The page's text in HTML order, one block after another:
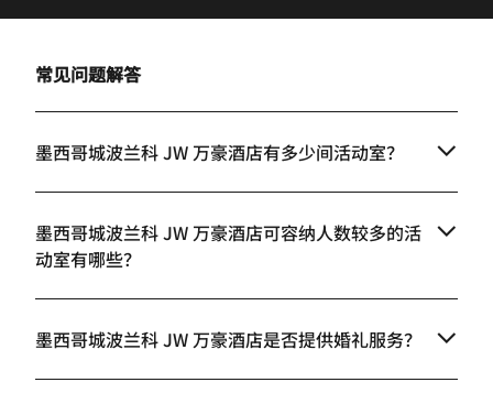
常见问题解答
墨西哥城波兰科 JW 万豪酒店有多少间活动室？
墨西哥城波兰科 JW 万豪酒店可容纳人数较多的活
动室有哪些？
墨西哥城波兰科 JW 万豪酒店是否提供婚礼服务？